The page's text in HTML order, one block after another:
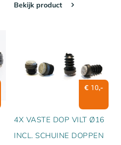
Bekijk product
€ 10,-
4X VASTE DOP VILT Ø16
INCL. SCHUINE DOPPEN